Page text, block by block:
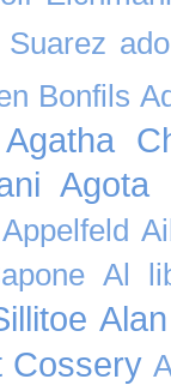
Bonfils
Agatha
Agota
Al
Cossery